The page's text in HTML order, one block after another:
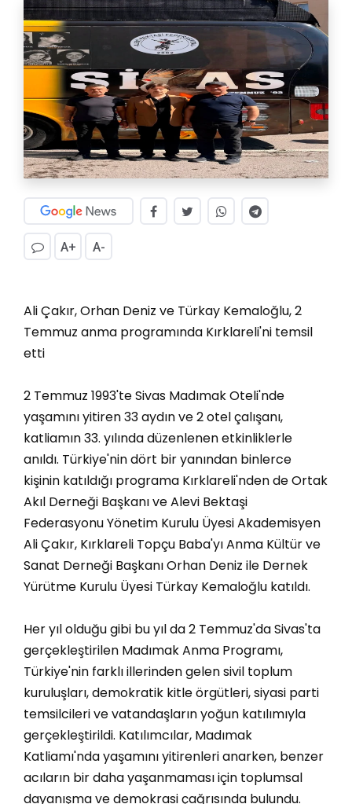
A+ A-
Ali Çakır, Orhan Deniz ve Türkay Kemaloğlu, 2
Temmuz anma programında Kırklareli'ni temsil
etti
2 Temmuz 1993'te Sivas Madımak Oteli'nde
yaşamını yitiren 33 aydın ve 2 otel çalışanı,
katliamın 33. yılında düzenlenen etkinliklerle
anıldı. Türkiye'nin dört bir yanından binlerce
kişinin katıldığı programa Kırklareli'nden de Ortak
Akıl Derneği Başkanı ve Alevi Bektaşi
Federasyonu Yönetim Kurulu Üyesi Akademisyen
Ali Çakır, Kırklareli Topçu Baba'yı Anma Kültür ve
Sanat Derneği Başkanı Orhan Deniz ile Dernek
Yürütme Kurulu Üyesi Türkay Kemaloğlu katıldı.
Her yıl olduğu gibi bu yıl da 2 Temmuz'da Sivas'ta
gerçekleştirilen Madımak Anma Programı,
Türkiye'nin farklı illerinden gelen sivil toplum
kuruluşları, demokratik kitle örgütleri, siyasi parti
temsilcileri ve vatandaşların yoğun katılımıyla
gerçekleştirildi. Katılımcılar, Madımak
Katliamı'nda yaşamını yitirenleri anarken, benzer
acıların bir daha yaşanmaması için toplumsal
dayanışma ve demokrasi çağrısında bulundu.